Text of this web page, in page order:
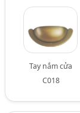
Tay nắm cửa
C018